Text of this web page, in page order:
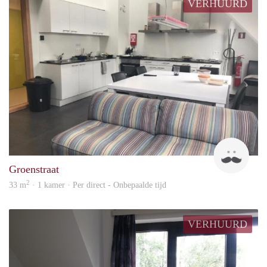
VERHUURD
Groenstraat
33 m2 · 1 kamer · Per direct - Onbepaalde tijd
VERHUURD